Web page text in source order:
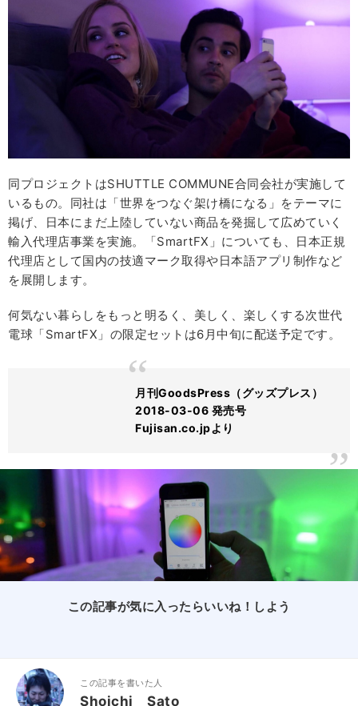
同プロジェクトはSHUTTLE COMMUNE合同会社が実施して
いるもの。同社は「世界をつなぐ架け橋になる」をテーマに
掲げ、日本にまだ上陸していない商品を発掘して広めていく
輸入代理店事業を実施。「SmartFX」についても、日本正規
代理店として国内の技適マーク取得や日本語アプリ制作など
を展開します。
何気ない暮らしをもっと明るく、美しく、楽しくする次世代
電球「SmartFX」の限定セットは6月中旬に配送予定です。
月刊GoodsPress（グッズプレス）
2018-03-06 発売号
Fujisan.co.jpより
この記事が気に入ったらいいね！しよう
この記事を書いた人
Shoichi Sato